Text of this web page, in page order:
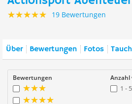
19 Bewertungen
Über Bewertungen Fotos
Bewertungen Anzahl
1 - 5